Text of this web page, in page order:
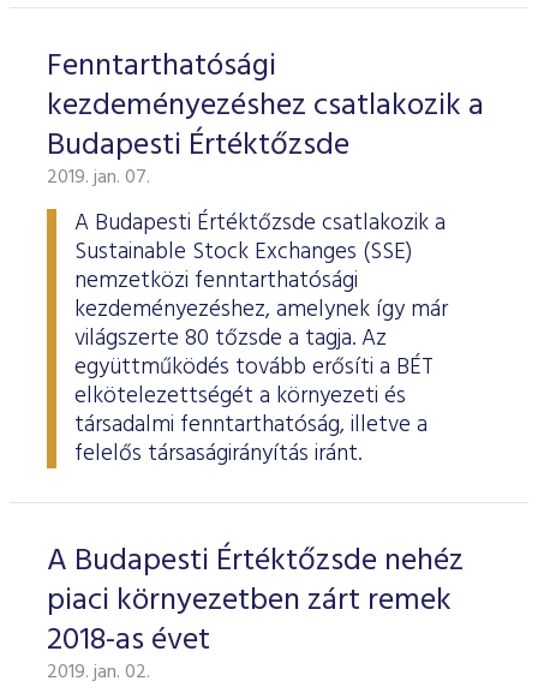
Fenntarthatósági
kezdeményezéshez csatlakozik a
Budapesti Értéktőzsde
2019. jan. 07.
A Budapesti Értéktőzsde csatlakozik a
Sustainable Stock Exchanges (SSE)
nemzetközi fenntarthatósági
kezdeményezéshez, amelynek így már
világszerte 80 tőzsde a tagja. Az
együttműködés tovább erősíti a BÉT
elkötelezettségét a környezeti és
társadalmi fenntarthatóság, illetve a
felelős társaságirányítás iránt.
A Budapesti Értéktőzsde nehéz
piaci környezetben zárt remek
2018-as évet
2019. jan. 02.